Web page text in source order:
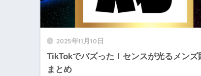
2025年11月10日
TikTokでバズった！センスが光るメンズ
まとめ